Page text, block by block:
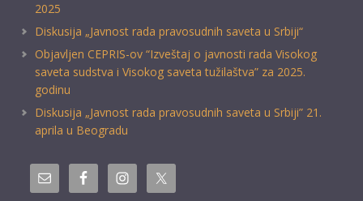
2025
Diskusija „Javnost rada pravosudnih saveta u Srbiji“
Objavljen CEPRIS-ov “Izveštaj o javnosti rada Visokog
saveta sudstva i Visokog saveta tužilaštva” za 2025.
godinu
Diskusija „Javnost rada pravosudnih saveta u Srbiji” 21.
aprila u Beogradu